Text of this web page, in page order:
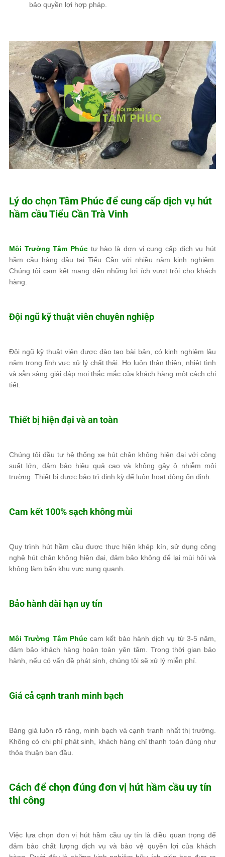
bảo quyền lợi hợp pháp.
Lý do chọnTâm Phúc để cung cấp dịch vụ hút
hầm cầu Tiểu Cần Trà Vinh
Môi Trường Tâm Phúc tự hào là đơn vị cung cấp dịch vụ hút
hầm cầu hàng đầu tại Tiểu Cần với nhiều năm kinh nghiệm.
Chúng tôi cam kết mang đến những lợi ích vượt trội cho khách
hàng.
Đội ngũ kỹ thuật viên chuyên nghiệp
Đội ngũ kỹ thuật viên được đào tạo bài bản, có kinh nghiệm lâu
năm trong lĩnh vực xử lý chất thải. Họ luôn thân thiện, nhiệt tình
và sẵn sàng giải đáp mọi thắc mắc của khách hàng một cách chi
tiết.
Thiết bị hiện đại và an toàn
Chúng tôi đầu tư hệ thống xe hút chân không hiện đại với công
suất lớn, đảm bảo hiệu quả cao và không gây ô nhiễm môi
trường. Thiết bị được bảo trì định kỳ để luôn hoạt động ổn định.
Cam kết 100% sạch không mùi
Quy trình hút hầm cầu được thực hiện khép kín, sử dụng công
nghệ hút chân không hiện đại, đảm bảo không để lại mùi hôi và
không làm bẩn khu vực xung quanh.
Bảo hành dài hạn uy tín
Môi Trường Tâm Phúccam kết bảo hành dịch vụ từ 3-5 năm,
đảm bảo khách hàng hoàn toàn yên tâm. Trong thời gian bảo
hành, nếu có vấn đề phát sinh, chúng tôi sẽ xử lý miễn phí.
Giá cả cạnh tranh minh bạch
Bảng giá luôn rõ ràng, minh bạch và cạnh tranh nhất thị trường.
Không có chi phí phát sinh, khách hàng chỉ thanh toán đúng như
thỏa thuận ban đầu.
Cách để chọn đúng đơn vị hút hầm cầu uy tín
thi công
Việc lựa chọn đơn vị hút hầm cầu uy tín là điều quan trọng để
đảm bảo chất lượng dịch vụ và bảo vệ quyền lợi của khách